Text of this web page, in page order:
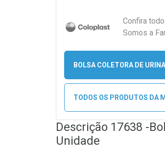
Confira
Somos a
BOLSA COLETORA DE
TODOS OS PRODUTOS DA
Descrição 17638 -
Unidade